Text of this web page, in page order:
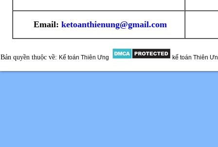
Email: ketoanthienung@gmail.com
Bản quyền thuộc về: Kế toán Thiên Ưng kế toán Thiên